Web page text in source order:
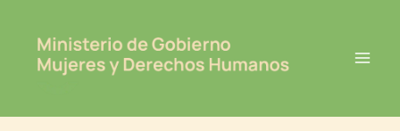
contenido
navigation